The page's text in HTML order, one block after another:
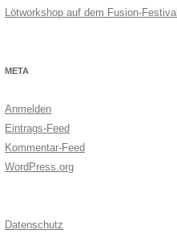
Lötworkshop auf dem Fusion-Festival
META
Anmelden
Eintrags-Feed
Kommentar-Feed
WordPress.org
Datenschutz